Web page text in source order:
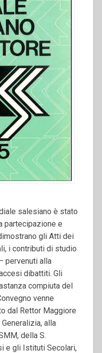
salesiano è stato
partecipazione e
gli Atti dei
i contributi di studio
pervenuti alla
dibattiti. Gli
compiuta del
venne
dal Rettor Maggiore
alla
della S.
e gli Istituti Secolari,